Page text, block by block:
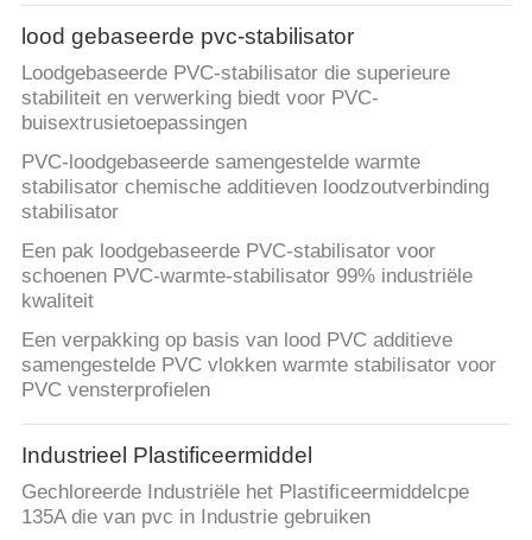
lood gebaseerde pvc-stabilisator
Loodgebaseerde PVC-stabilisator die superieure
stabiliteit en verwerking biedt voor PVC-
buisextrusietoepassingen
PVC-loodgebaseerde samengestelde warmte
stabilisator chemische additieven loodzoutverbinding
stabilisator
Een pak loodgebaseerde PVC-stabilisator voor
schoenen PVC-warmte-stabilisator 99% industriële
kwaliteit
Een verpakking op basis van lood PVC additieve
samengestelde PVC vlokken warmte stabilisator voor
PVC vensterprofielen
Industrieel Plastificeermiddel
Gechloreerde Industriële het Plastificeermiddelcpe
135A die van pvc in Industrie gebruiken